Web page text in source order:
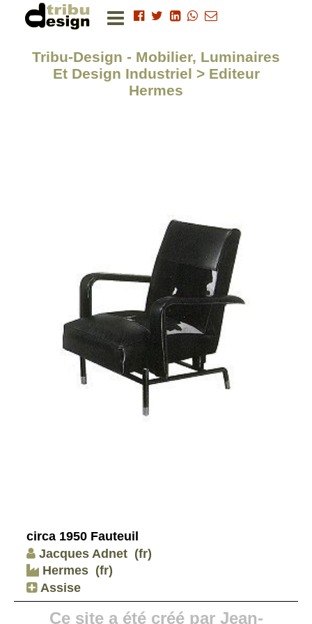
Tribu-Design - Mobilier, Luminaires
Et Design Industriel > Editeur
Hermes
circa 1950 Fauteuil
Jacques Adnet (fr)
Hermes (fr)
Assise
Ce site a été créé par Jean-